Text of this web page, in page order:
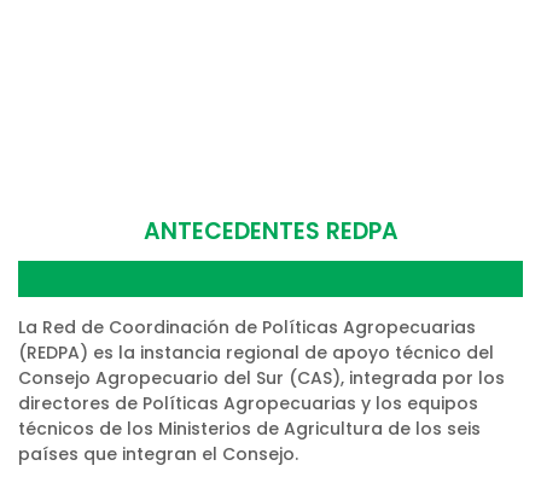
ANTECEDENTES REDPA
La Red de Coordinación de Políticas Agropecuarias
(REDPA) es la instancia regional de apoyo técnico del
Consejo Agropecuario del Sur (CAS), integrada por los
directores de Políticas Agropecuarias y los equipos
técnicos de los Ministerios de Agricultura de los seis
países que integran el Consejo.